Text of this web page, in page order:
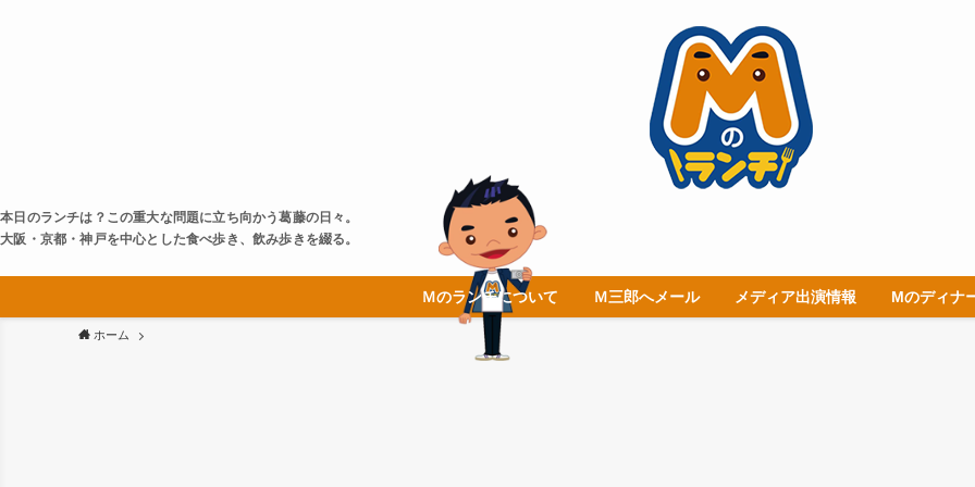
本日のランチは？この重大な問題に立ち向かう葛藤の日々。
大阪・京都・神戸を中心とした食べ歩き、飲み歩きを綴る。
Ｍのランチについて Ｍ三郎へメール メディア出演情報 Mのディナ
ホーム